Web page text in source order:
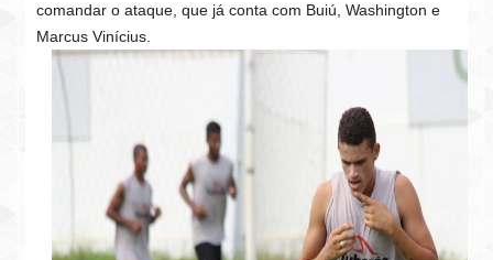
comandar o ataque, que já conta com Buiú, Washington e
Marcus Vinícius.